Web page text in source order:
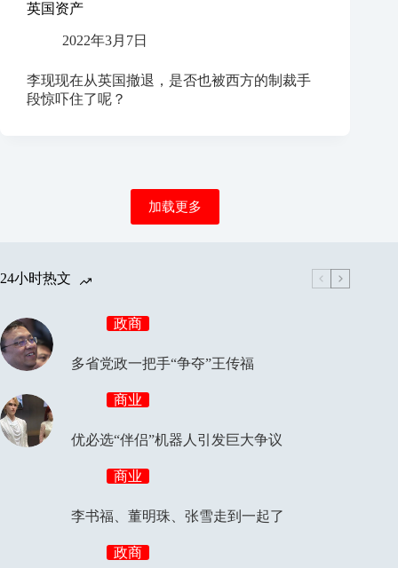
英国资产
2022年3月7日
李现现在从英国撤退，是否也被西方的制裁手
段惊吓住了呢？
加载更多
24小时热文
政商
多省党政一把手“争夺”王传福
商业
优必选“伴侣”机器人引发巨大争议
商业
李书福、董明珠、张雪走到一起了
政商